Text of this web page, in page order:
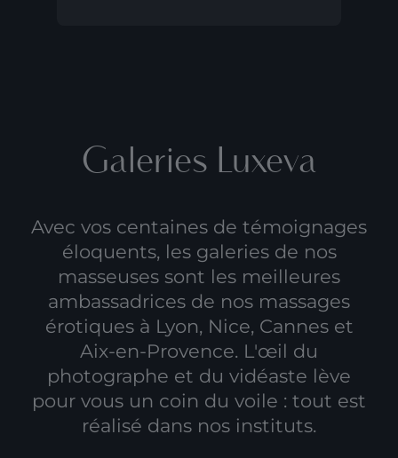
Galeries Luxeva
Avec vos centaines de témoignages
éloquents, les galeries de nos
masseuses sont les meilleures
ambassadrices de nos massages
érotiques à Lyon, Nice, Cannes et
Aix-en-Provence. L'œil du
photographe et du vidéaste lève
pour vous un coin du voile : tout est
réalisé dans nos instituts.